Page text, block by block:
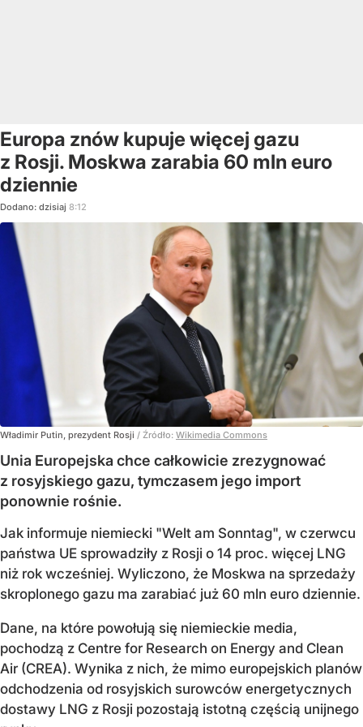
Europa znów kupuje więcej gazu
z Rosji. Moskwa zarabia 60 mln euro
dziennie
Dodano: dzisiaj 8:12
Władimir Putin, prezydent Rosji / Źródło: Wikimedia Commons
Unia Europejska chce całkowicie zrezygnować
z rosyjskiego gazu, tymczasem jego import
ponownie rośnie.
Jak informuje niemiecki "Welt am Sonntag", w czerwcu
państwa UE sprowadziły z Rosji o 14 proc. więcej LNG
niż rok wcześniej. Wyliczono, że Moskwa na sprzedaży
skroplonego gazu ma zarabiać już 60 mln euro dziennie.
Dane, na które powołują się niemieckie media,
pochodzą z Centre for Research on Energy and Clean
Air (CREA). Wynika z nich, że mimo europejskich planów
odchodzenia od rosyjskich surowców energetycznych
dostawy LNG z Rosji pozostają istotną częścią unijnego